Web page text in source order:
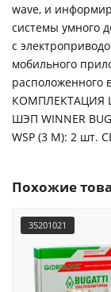
wave, и
системы умного
с
мобильного
расположенного
КОМПЛЕКТАЦИЯ
ШЭП WINNER
WSP (3 М): 2 шт.
Похожие
35201021